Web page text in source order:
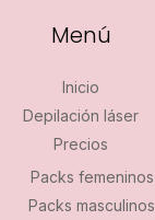
Menú
Inicio
Depilación láser
Precios
Packs femeninos
Packs masculinos